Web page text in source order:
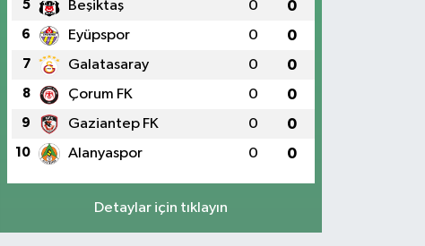
5 Beşiktaş 0 0
6 Eyüpspor 0 0
7 Galatasaray 0 0
8 Çorum FK 0 0
9 Gaziantep FK 0 0
10 Alanyaspor 0 0
Detaylar için tıklayın